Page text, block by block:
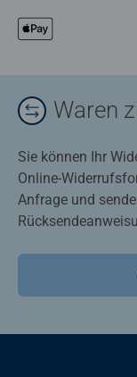
Waren
Sie können Ihr
Online-
Anfrage und